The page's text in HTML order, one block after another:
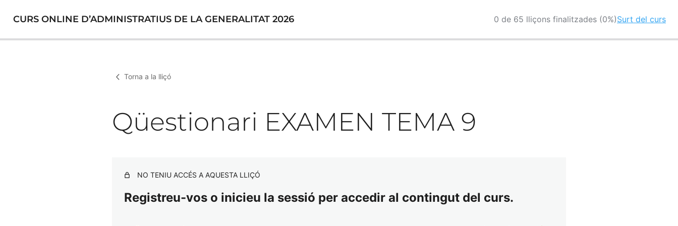
CURS ONLINE D’ADMINISTRATIUS DE LA GENERALITAT 2026 0 de 65 lliçons finalitzades (0%)Surt del curs
Torna a la lliçó
Qüestionari EXAMEN TEMA 9
NO TENIU ACCÉS A AQUESTA LLIÇÓ
Registreu-vos o inicieu la sessió per accedir al contingut del curs.